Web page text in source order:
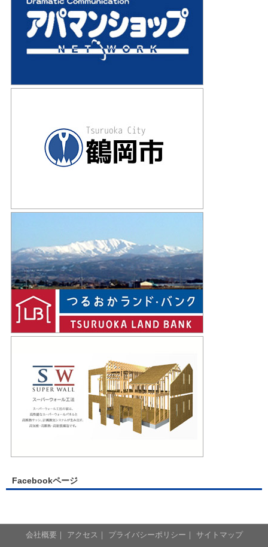
Facebookページ
会社概要｜ アクセス プライバシーポリシー サイトマップ